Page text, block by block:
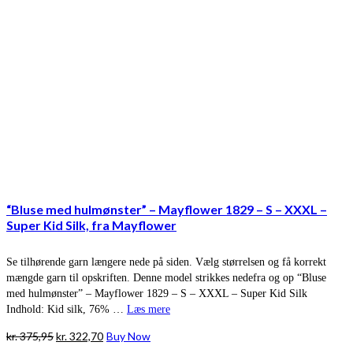
“Bluse med hulmønster” – Mayflower 1829 – S – XXXL –
Super Kid Silk, fra Mayflower
Se tilhørende garn længere nede på siden. Vælg størrelsen og få korrekt
mængde garn til opskriften. Denne model strikkes nedefra og op “Bluse
med hulmønster” – Mayflower 1829 – S – XXXL – Super Kid Silk
Indhold: Kid silk, 76% … Læs mere
kr.375,95Den
kr.322,70Den
Buy Now